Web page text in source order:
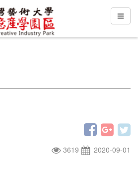
3619 2020-09-01